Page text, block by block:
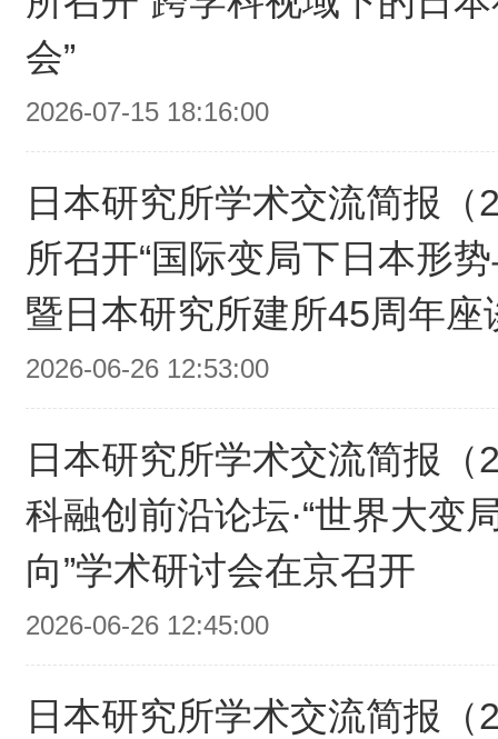
会”
2026-07-15 18:16:00
日本研究所学术交流简报（
所召开“国际变局下日本形
暨日本研究所建所45周年座
2026-06-26 12:53:00
日本研究所学术交流简报（
科融创前沿论坛·“世界大变
向”学术研讨会在京召开
2026-06-26 12:45:00
日本研究所学术交流简报（